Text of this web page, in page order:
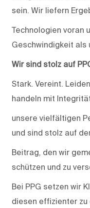
sein. Wir liefern
Technologien voran
Geschwindigkeit als
Wir sind stolz auf
Stark. Vereint.
handeln mit
unsere vielfältigen
und sind stolz auf
Beitrag, den wir
schützen und zu
Bei PPG setzen wir
diesen effizienter